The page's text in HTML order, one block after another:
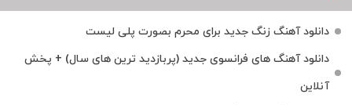
دانلود آهنگ زنگ جدید برای محرم بصورت پلی لیست
دانلود آهنگ های فرانسوی جدید (پربازدید ترین های سال) + پخش
آنلاین